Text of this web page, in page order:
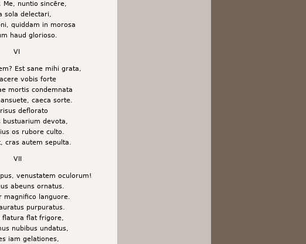
Me, nuntio sincēre,
sola delectari,
quiddam in morosa
haud glorioso.
VI
Est sane mihi grata,
vobis forte
mortis condemnata
caeca sorte.
deflorato
devota,
os rubore culto.
cras autem sepulta.
VII
venustatem oculorum!
abeuns ornatus.
magnifico languore.
purpuratus.
flatura flat frigore,
nubibus undatus,
iam gelationes,